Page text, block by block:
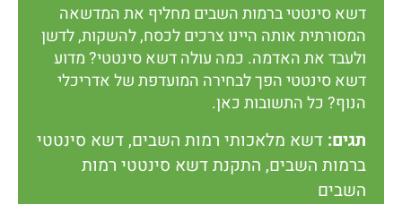
דשא סינטטי ברמות השבים מחליף את המדשאה
המסורתית אותה היינו צרכים לכסח, להשקות, לדשן
ולעבד את האדמה. כמה עולה דשא סינטטי? מדוע
דשא סינטטי הפך לבחירה המועדפת של אדריכלי
הנוף? כל התשובות כאן.
תגים: דשא מלאכותי רמות השבים,דשא סינטטי
ברמות השבים, התקנת דשא סינטטי רמות
השבים